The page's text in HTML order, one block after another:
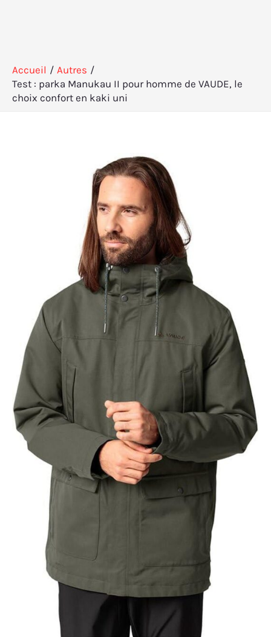
Accueil
Autres
Test : parka Manukau II pour homme de VAUDE, le
choix confort en kaki uni